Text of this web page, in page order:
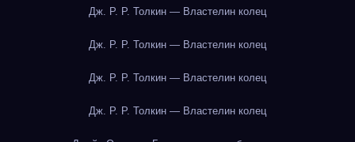
Дж. Р. Р. Толкин — Властелин колец
Дж. Р. Р. Толкин — Властелин колец
Дж. Р. Р. Толкин — Властелин колец
Дж. Р. Р. Толкин — Властелин колец